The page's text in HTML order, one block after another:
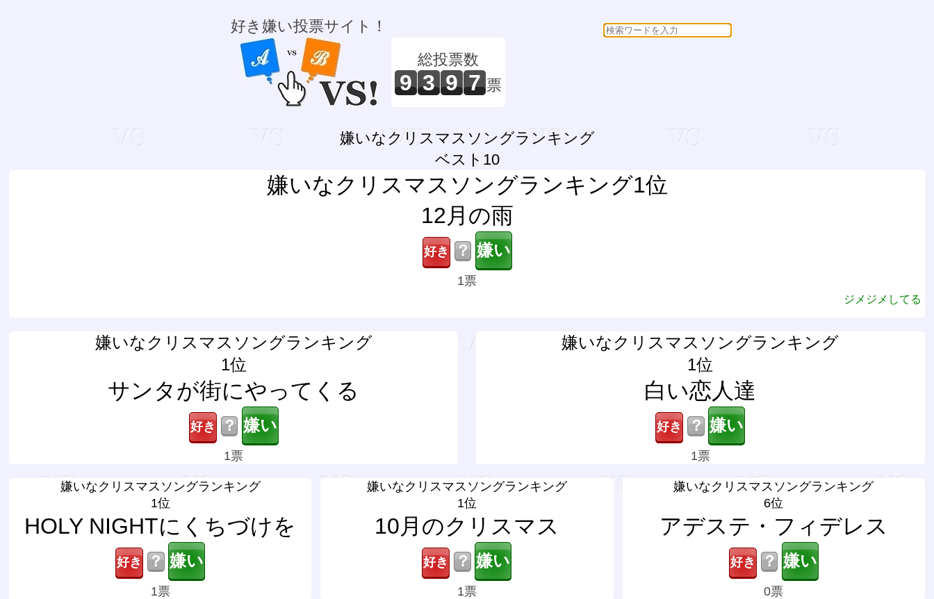
好き嫌い投票サイト！
総投票数
9 3 9 7 票
嫌いなクリスマスソングランキング
ベスト10
嫌いなクリスマスソングランキング1位
12月の雨
？
1票
ジメジメしてる
嫌いなクリスマスソングランキング
1位
サンタが街にやってくる
？
1票
嫌いなクリスマスソングランキング
1位
白い恋人達
？
1票
嫌いなクリスマスソングランキング
1位
HOLY NIGHTにくちづけを
？
1票
嫌いなクリスマスソングランキング
1位
10月のクリスマス
？
1票
嫌いなクリスマスソングランキング
6位
アデステ・フィデレス
？
0票